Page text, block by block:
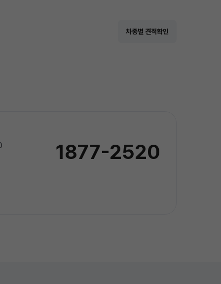
차종별 견적확인
1877-2520